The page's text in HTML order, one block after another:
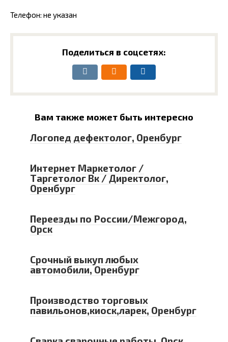
Телефон: не указан
Поделиться в соцсетях:
Вам также может быть интересно
Логопед дефектолог, Оренбург
Интернет Маркетолог /
Таргетолог Вк / Директолог,
Оренбург
Переезды по России/Межгород,
Орск
Срочный выкуп любых
автомобили, Оренбург
Производство торговых
павильонов,киоск,ларек, Оренбург